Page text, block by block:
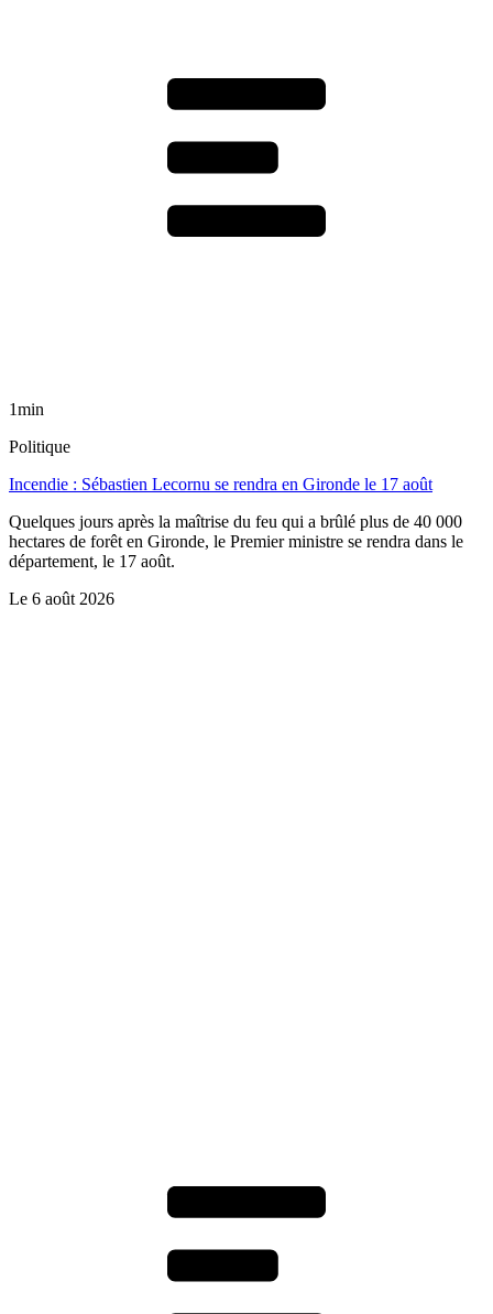
1min
Politique
Incendie : Sébastien Lecornu se rendra en Gironde le 17 août
Quelques jours après la maîtrise du feu qui a brûlé plus de 40 000
hectares de forêt en Gironde, le Premier ministre se rendra dans le
département, le 17 août.
Le 6 août 2026